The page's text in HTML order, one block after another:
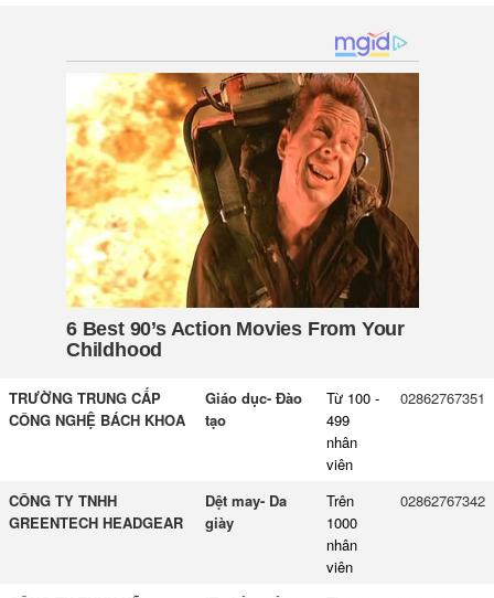
TRƯỜNG TRUNG CẤP
CÔNG NGHỆ BÁCH KHOA
Giáo dục- Đào
tạo
Từ 100 -
499
nhân
viên
02862767351
CÔNG TY TNHH
GREENTECH HEADGEAR
Dệt may- Da
giày
Trên
1000
nhân
viên
02862767342